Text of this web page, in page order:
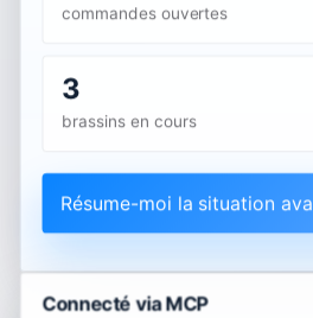
commandes ouvertes
3
brassins en cours
Résume-moi la situation
Connecté via MCP